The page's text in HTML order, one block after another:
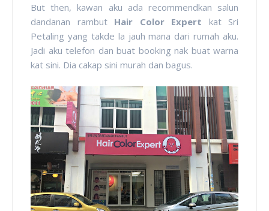
But then, kawan aku ada recommendkan salun
dandanan rambut Hair Color Expert kat Sri
Petaling yang takde la jauh mana dari rumah aku.
Jadi aku telefon dan buat booking nak buat warna
kat sini. Dia cakap sini murah dan bagus.